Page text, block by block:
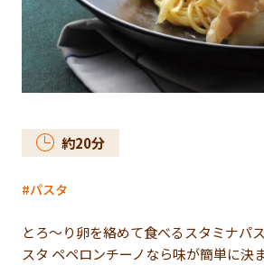
約20分
パスタ
とろ～り卵を絡めて食べるスタミナパ
スタ ペペロンチーノなら味が簡単に決